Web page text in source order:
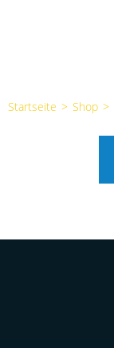
Startseite > Shop >